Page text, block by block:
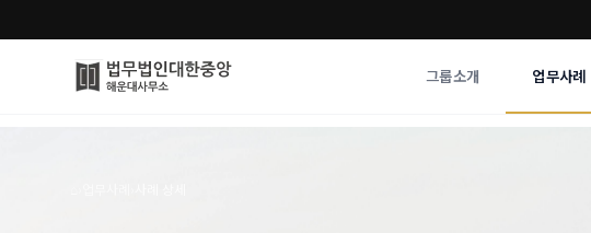
그룹소개 업무사례